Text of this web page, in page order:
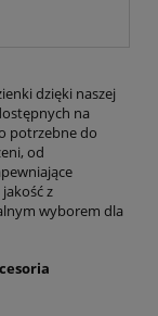
dzięki naszej
na
potrzebne do
od
z
wyborem dla